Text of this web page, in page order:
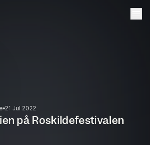
21 Jul 2022
på Roskildefestivalen